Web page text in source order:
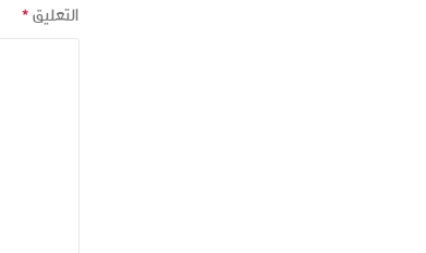
التعليق*